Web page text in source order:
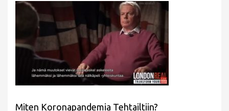
Miten Koronapandemia Tehtailtiin?